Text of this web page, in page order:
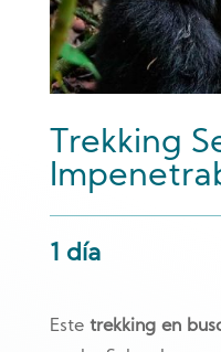
Trekking
1 día
Este trekking en